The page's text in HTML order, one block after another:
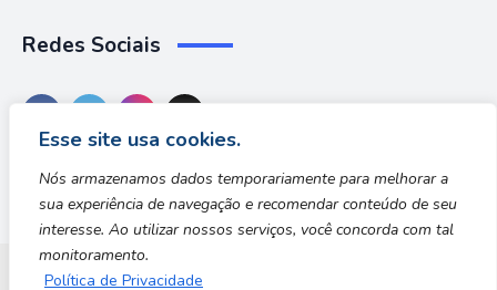
Esse site usa cookies.
Nós armazenamos dados temporariamente para melhorar a
sua experiência de navegação e recomendar conteúdo de seu
interesse. Ao utilizar nossos serviços, você concorda com tal
monitoramento.
Política de Privacidade
Redes Sociais